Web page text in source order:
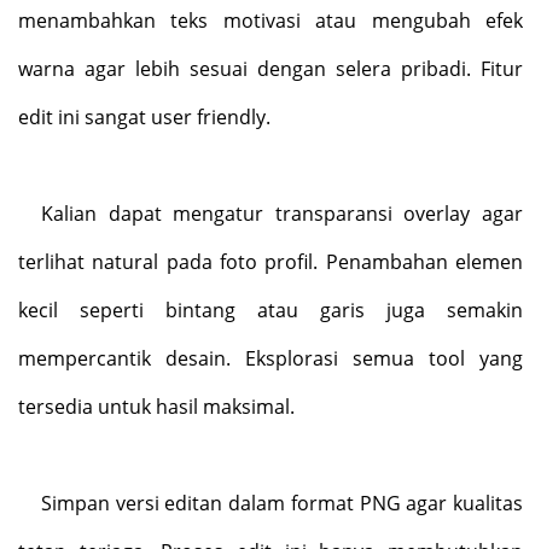
menambahkan teks motivasi atau mengubah efek
warna agar lebih sesuai dengan selera pribadi. Fitur
edit ini sangat user friendly.
Kalian dapat mengatur transparansi overlay agar
terlihat natural pada foto profil. Penambahan elemen
kecil seperti bintang atau garis juga semakin
mempercantik desain. Eksplorasi semua tool yang
tersedia untuk hasil maksimal.
Simpan versi editan dalam format PNG agar kualitas